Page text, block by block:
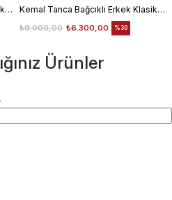
Kemal Tanca Bağcıklı Erkek Klasik Ayakkabı 700 Kemal Tanca Bağcıklı Erkek Klasik Ayakkabı 700
₺6.300,00
₺9.000,00 %30
Ürünler